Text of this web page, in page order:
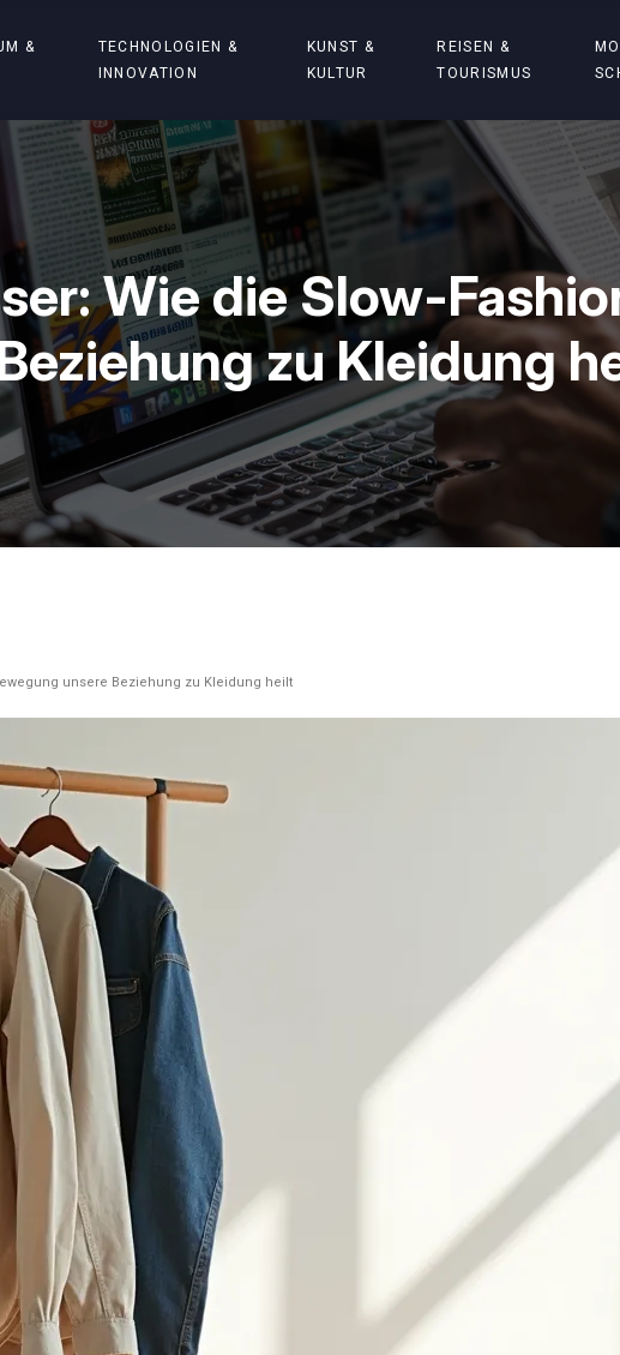
&
TECHNOLOGIEN &
INNOVATION
KUNST &
KULTUR
REISEN &
TOURISMUS
Wie die Slow-
zu Kleidung
unsere Beziehung zu Kleidung heilt